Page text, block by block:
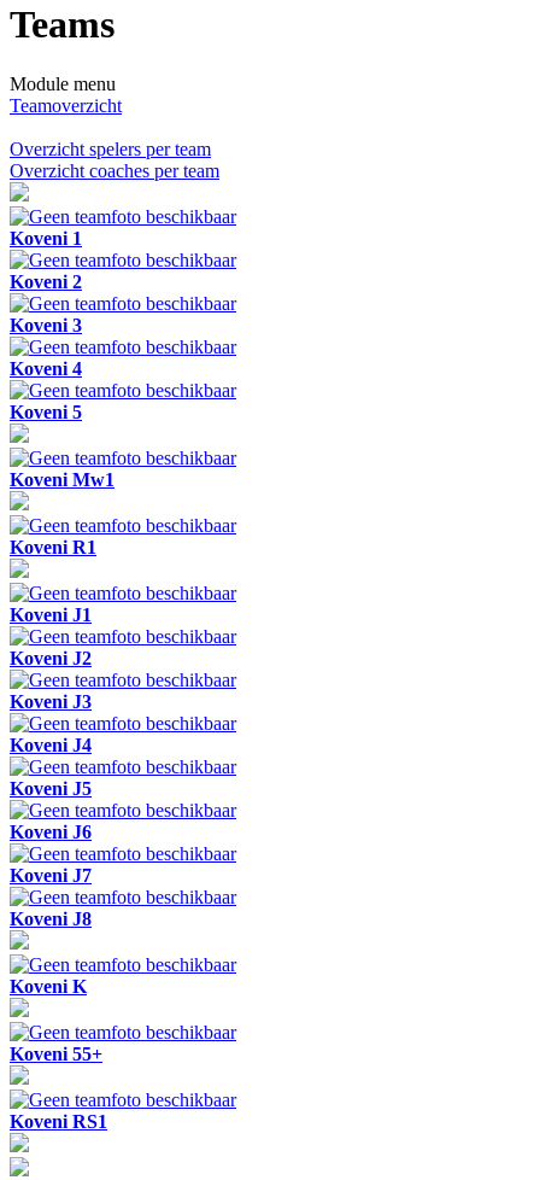
Teams
Module menu
Teamoverzicht
Overzicht spelers per team
Overzicht coaches per team
Koveni 1
Koveni 2
Koveni 3
Koveni 4
Koveni 5
Koveni Mw1
Koveni R1
Koveni J1
Koveni J2
Koveni J3
Koveni J4
Koveni J5
Koveni J6
Koveni J7
Koveni J8
Koveni K
Koveni 55+
Koveni RS1